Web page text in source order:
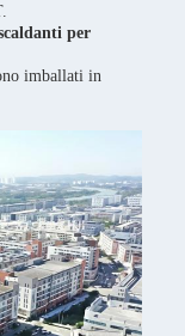
per
imballati in